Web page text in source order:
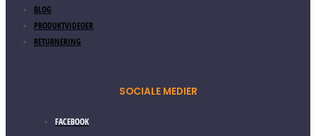
BLOG
PRODUKTVIDEOER
RETURNERING
SOCIALE MEDIER
FACEBOOK